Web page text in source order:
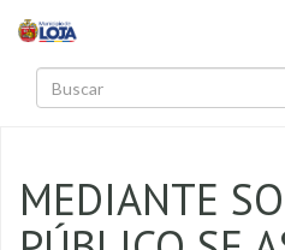
MEDIANTE